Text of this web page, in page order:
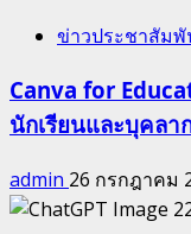
ข่าวประชาสัม
Canva for
นักเรียนและบุคลา
admin 26 กรกฎาคม